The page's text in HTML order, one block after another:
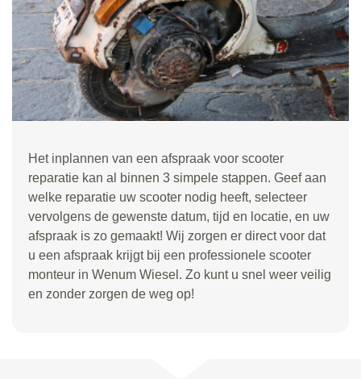
Het inplannen van een afspraak voor scooter
reparatie kan al binnen 3 simpele stappen. Geef aan
welke reparatie uw scooter nodig heeft, selecteer
vervolgens de gewenste datum, tijd en locatie, en uw
afspraak is zo gemaakt! Wij zorgen er direct voor dat
u een afspraak krijgt bij een professionele scooter
monteur in Wenum Wiesel. Zo kunt u snel weer veilig
en zonder zorgen de weg op!